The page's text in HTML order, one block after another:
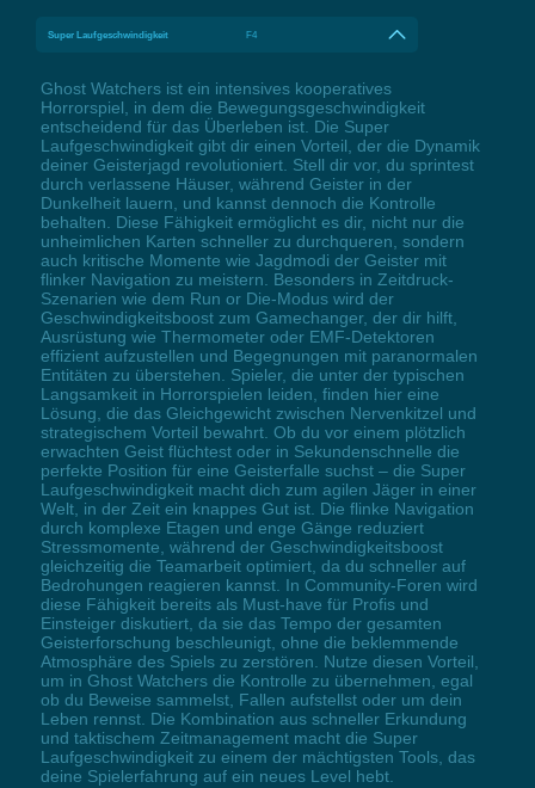
Super Laufgeschwindigkeit F4
Ghost Watchers ist ein intensives kooperatives
Horrorspiel, in dem die Bewegungsgeschwindigkeit
entscheidend für das Überleben ist. Die Super
Laufgeschwindigkeit gibt dir einen Vorteil, der die Dynamik
deiner Geisterjagd revolutioniert. Stell dir vor, du sprintest
durch verlassene Häuser, während Geister in der
Dunkelheit lauern, und kannst dennoch die Kontrolle
behalten. Diese Fähigkeit ermöglicht es dir, nicht nur die
unheimlichen Karten schneller zu durchqueren, sondern
auch kritische Momente wie Jagdmodi der Geister mit
flinker Navigation zu meistern. Besonders in Zeitdruck-
Szenarien wie dem Run or Die-Modus wird der
Geschwindigkeitsboost zum Gamechanger, der dir hilft,
Ausrüstung wie Thermometer oder EMF-Detektoren
effizient aufzustellen und Begegnungen mit paranormalen
Entitäten zu überstehen. Spieler, die unter der typischen
Langsamkeit in Horrorspielen leiden, finden hier eine
Lösung, die das Gleichgewicht zwischen Nervenkitzel und
strategischem Vorteil bewahrt. Ob du vor einem plötzlich
erwachten Geist flüchtest oder in Sekundenschnelle die
perfekte Position für eine Geisterfalle suchst – die Super
Laufgeschwindigkeit macht dich zum agilen Jäger in einer
Welt, in der Zeit ein knappes Gut ist. Die flinke Navigation
durch komplexe Etagen und enge Gänge reduziert
Stressmomente, während der Geschwindigkeitsboost
gleichzeitig die Teamarbeit optimiert, da du schneller auf
Bedrohungen reagieren kannst. In Community-Foren wird
diese Fähigkeit bereits als Must-have für Profis und
Einsteiger diskutiert, da sie das Tempo der gesamten
Geisterforschung beschleunigt, ohne die beklemmende
Atmosphäre des Spiels zu zerstören. Nutze diesen Vorteil,
um in Ghost Watchers die Kontrolle zu übernehmen, egal
ob du Beweise sammelst, Fallen aufstellst oder um dein
Leben rennst. Die Kombination aus schneller Erkundung
und taktischem Zeitmanagement macht die Super
Laufgeschwindigkeit zu einem der mächtigsten Tools, das
deine Spielerfahrung auf ein neues Level hebt.